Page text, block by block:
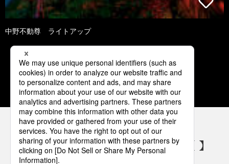
中野不動尊 ライトアップ
1 2 3
パナソニックの電気設備 SNSアカウント